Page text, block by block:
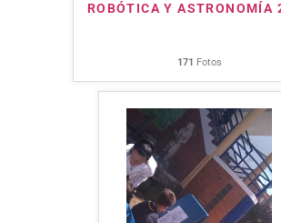
ROBÓTICA Y ASTRONOMÍA
171 Fotos